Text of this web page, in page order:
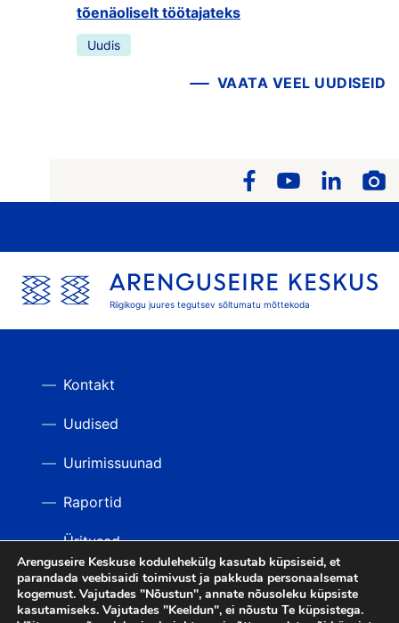
tõenäoliselt töötajateks
Uudis
VAATA VEEL UUDISEID
Riigikogu juures tegutsev sõltumatu mõttekoda
TAGASI ÜLES
Kontakt
Uudised
Uurimissuunad
Raportid
Üritused
Videod
Arenguseire Keskuse kodulehekülg kasutab küpsiseid, et
parandada veebisaidi toimivust ja pakkuda personaalsemat
kogemust. Vajutades "Nõustun", annate nõusoleku küpsiste
kasutamiseks. Vajutades "Keeldun", ei nõustu Te küpsistega.